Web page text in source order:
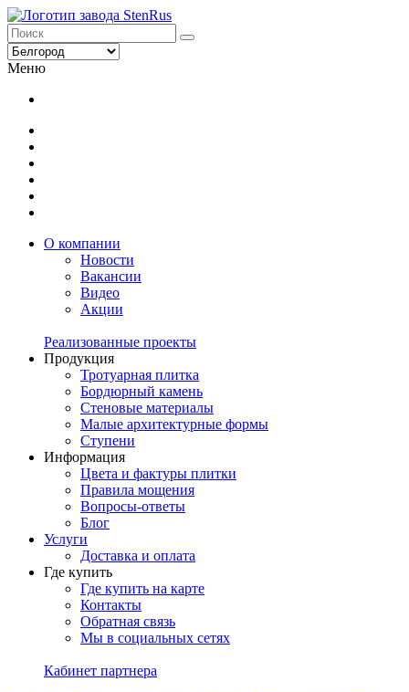
Меню
О компании
Новости
Вакансии
Видео
Акции
Реализованные проекты
Продукция
Тротуарная плитка
Бордюрный камень
Стеновые материалы
Малые архитектурные формы
Ступени
Информация
Цвета и фактуры плитки
Правила мощения
Вопросы-ответы
Блог
Услуги
Доставка и оплата
Где купить
Где купить на карте
Контакты
Обратная связь
Мы в социальных сетях
Кабинет партнера